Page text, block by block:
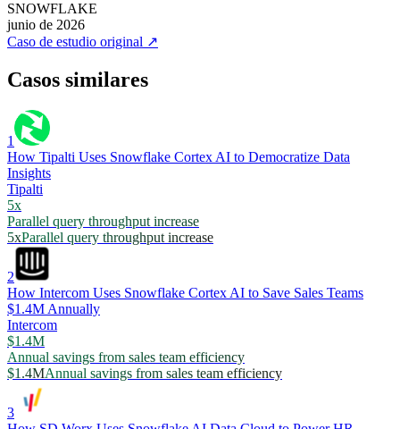
SNOWFLAKE
junio de 2026
Caso de estudio original ↗
Casos similares
1
How Tipalti Uses Snowflake Cortex AI to Democratize Data
Insights
Tipalti
5x
Parallel query throughput increase
5xParallel query throughput increase
2
How Intercom Uses Snowflake Cortex AI to Save Sales Teams
$1.4M Annually
Intercom
$1.4M
Annual savings from sales team efficiency
$1.4MAnnual savings from sales team efficiency
3